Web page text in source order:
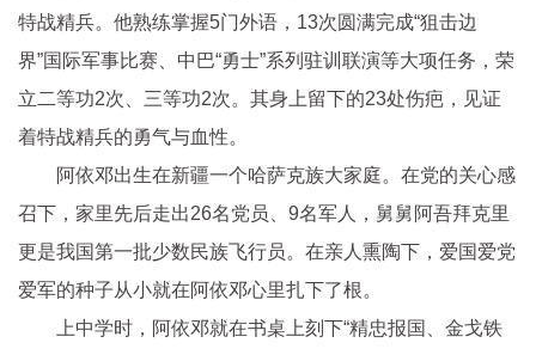
特战精兵。他熟练掌握5门外语，13次圆满完成“狙击边
界”国际军事比赛、中巴“勇士”系列驻训联演等大项任务，荣
立二等功2次、三等功2次。其身上留下的23处伤疤，见证
着特战精兵的勇气与血性。
阿依邓出生在新疆一个哈萨克族大家庭。在党的关心感
召下，家里先后走出26名党员、9名军人，舅舅阿吾拜克里
更是我国第一批少数民族飞行员。在亲人熏陶下，爱国爱党
爱军的种子从小就在阿依邓心里扎下了根。
上中学时，阿依邓就在书桌上刻下“精忠报国、金戈铁